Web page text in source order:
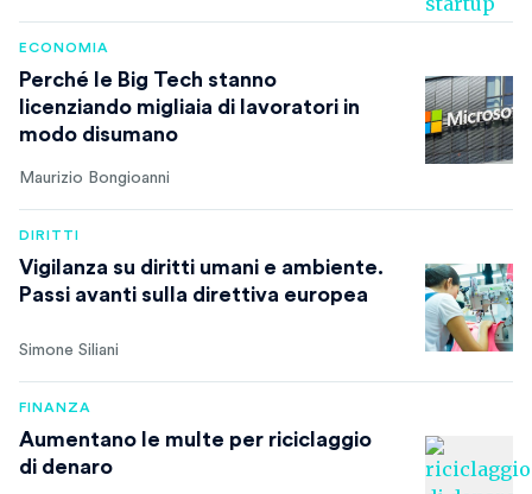
ECONOMIA
Perché le Big Tech stanno
licenziando migliaia di lavoratori in
modo disumano
Maurizio Bongioanni
DIRITTI
Vigilanza su diritti umani e ambiente.
Passi avanti sulla direttiva europea
Simone Siliani
FINANZA
Aumentano le multe per riciclaggio
di denaro